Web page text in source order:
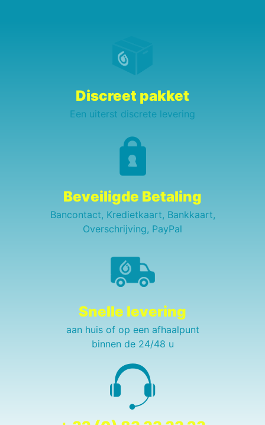
Discreet pakket
Een uiterst discrete levering
Beveiligde Betaling
Bancontact, Kredietkaart, Bankkaart,
Overschrijving, PayPal
Snelle levering
aan huis of op een afhaalpunt
binnen de 24/48 u